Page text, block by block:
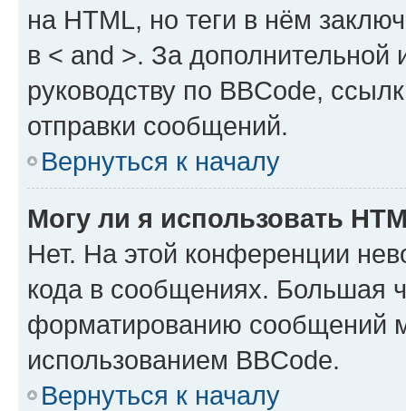
на HTML, но теги в нём
в < and >. За
руководству по BBCode,
отправки сообщений.
Вернуться к началу
Могу ли я использовать
Нет. На этой конференции
кода в сообщениях. Большая
форматированию сообщений
использованием BBCode.
Вернуться к началу